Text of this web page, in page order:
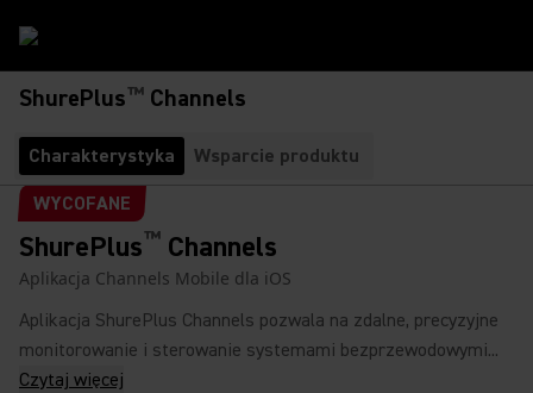
ShurePlus™ Channels
Charakterystyka
Wsparcie produktu
WYCOFANE
ShurePlus™ Channels
Aplikacja Channels Mobile dla iOS
Aplikacja ShurePlus Channels pozwala na zdalne, precyzyjne
monitorowanie i sterowanie systemami bezprzewodowymi...
Czytaj więcej